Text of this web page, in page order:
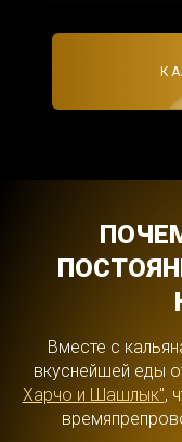
Вместе с
вкуснейшей еды
Харчо и Шашлык",